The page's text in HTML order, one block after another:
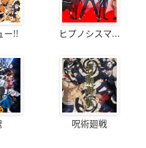
ー!! ヒプノシスマ...
呪術廻戦